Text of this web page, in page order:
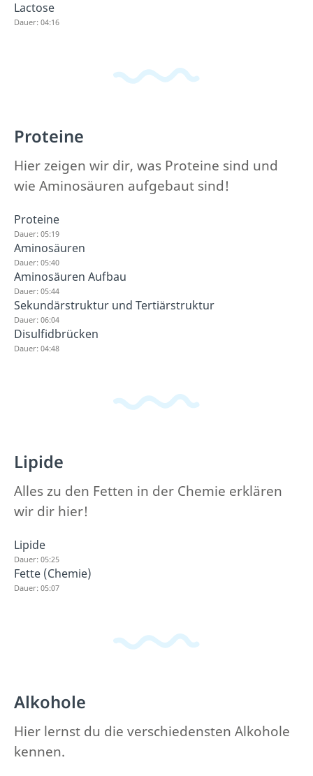
Lactose
Dauer: 04:16
Proteine
Hier zeigen wir dir, was Proteine sind und
wie Aminosäuren aufgebaut sind!
Proteine
Dauer: 05:19
Aminosäuren
Dauer: 05:40
Aminosäuren Aufbau
Dauer: 05:44
Sekundärstruktur und Tertiärstruktur
Dauer: 06:04
Disulfidbrücken
Dauer: 04:48
Lipide
Alles zu den Fetten in der Chemie erklären
wir dir hier!
Lipide
Dauer: 05:25
Fette (Chemie)
Dauer: 05:07
Alkohole
Hier lernst du die verschiedensten Alkohole
kennen.